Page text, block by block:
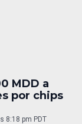
MDD a
por chips
8:18 pm PDT